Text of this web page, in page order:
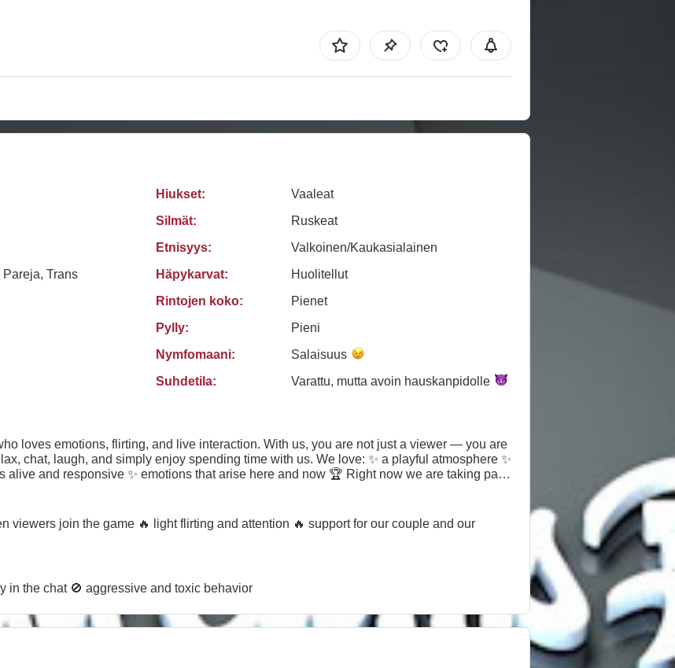
Trans
Hiukset:
Vaaleat
Silmät:
Ruskeat
Etnisyys:
Valkoinen/Kaukasialainen
Häpykarvat:
Huolitellut
Rintojen koko:
Pienet
Pylly:
Pieni
Nymfomaani:
Salaisuus
Suhdetila:
Varattu, mutta avoin hauskanpidolle
loves emotions, flirting, and live interaction. With us, you are not just a viewer — you are
chat, laugh, and simply enjoy spending time with us. We love: ✨ a playful atmosphere ✨
alive and responsive ✨ emotions that arise here and now 🏆 Right now we are taking part
who is with us ❤️ 💬 If you enjoy the vibe — stay with us, chat, and become part of our
viewers join the game 🔥 light flirting and attention 🔥 support for our couple and our
in the chat 🚫 aggressive and toxic behavior